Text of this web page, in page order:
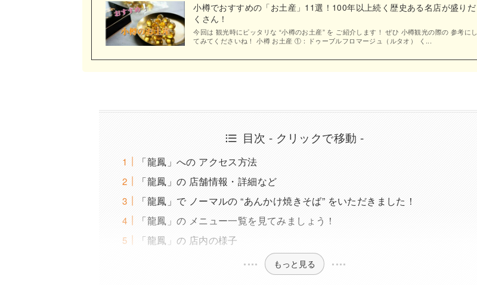
小樽でおすすめの「お土産」11選！100年以上続く歴史ある名店が盛りだ
くさん！
今回は 観光時にピッタリな “小樽のお土産” を ご紹介します！ ぜひ 小樽観光の際の 参考にし
てみてくださいね！ 小樽 お土産 ①：ドゥーブルフロマージュ（ルタオ） く...
目次 - クリックで移動 -
「龍鳳」への アクセス方法
「龍鳳」の 店舗情報・詳細など
「龍鳳」で ノーマルの “あんかけ焼きそば” をいただきました！
「龍鳳」の メニュー一覧を見てみましょう！
「龍鳳」の 店内の様子
もっと見る